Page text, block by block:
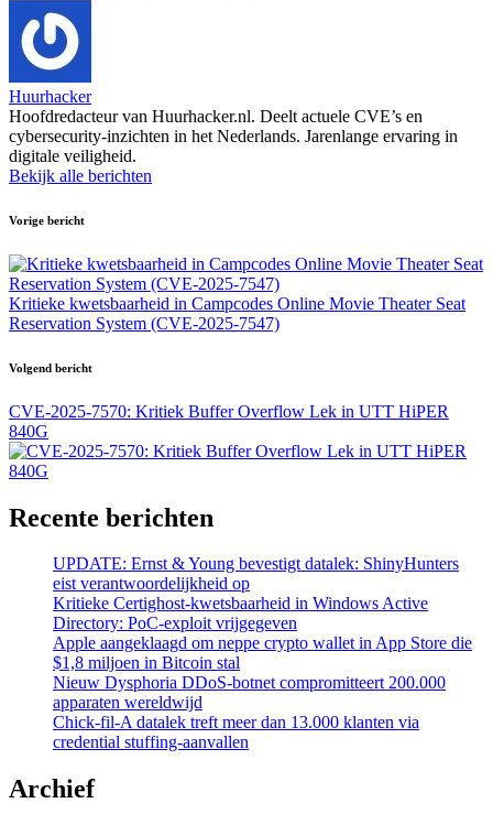
Huurhacker
Hoofdredacteur van Huurhacker.nl. Deelt actuele CVE’s en
cybersecurity-inzichten in het Nederlands. Jarenlange ervaring in
digitale veiligheid.
Bekijk alle berichten
Bericht
navigatie
Vorige bericht
Kritieke kwetsbaarheid in Campcodes Online Movie Theater Seat
Reservation System (CVE-2025-7547)
Volgend bericht
CVE-2025-7570: Kritiek Buffer Overflow Lek in UTT HiPER
840G
Recente berichten
UPDATE: Ernst & Young bevestigt datalek: ShinyHunters
eist verantwoordelijkheid op
Kritieke Certighost-kwetsbaarheid in Windows Active
Directory: PoC-exploit vrijgegeven
Apple aangeklaagd om neppe crypto wallet in App Store die
$1,8 miljoen in Bitcoin stal
Nieuw Dysphoria DDoS-botnet compromitteert 200.000
apparaten wereldwijd
Chick-fil-A datalek treft meer dan 13.000 klanten via
credential stuffing-aanvallen
Archief